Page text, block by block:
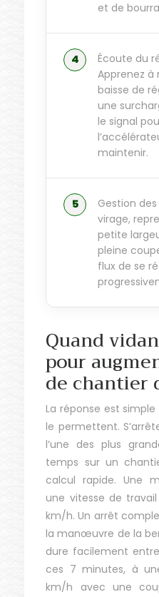
et de
Écoute du
Apprenez à
baisse de
une
le signal
maintenir.
Gestion
virage,
petite
pleine
flux de se
Quand
pour
de chantier
La réponse est
le permettent.
l’une des plus
temps sur un
calcul rapide. Une
une vitesse de
km/h. Un arrêt
la manœuvre de la
dure facilement
ces 7 minutes, à
km/h avec une